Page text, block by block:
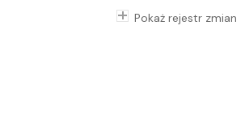
Pokaż rejestr zmian